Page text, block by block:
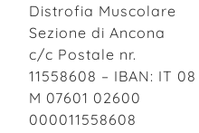
Distrofia Muscolare
Sezione di Ancona
c/c Postale nr.
11558608 – IBAN: IT 08
M 07601 02600
000011558608